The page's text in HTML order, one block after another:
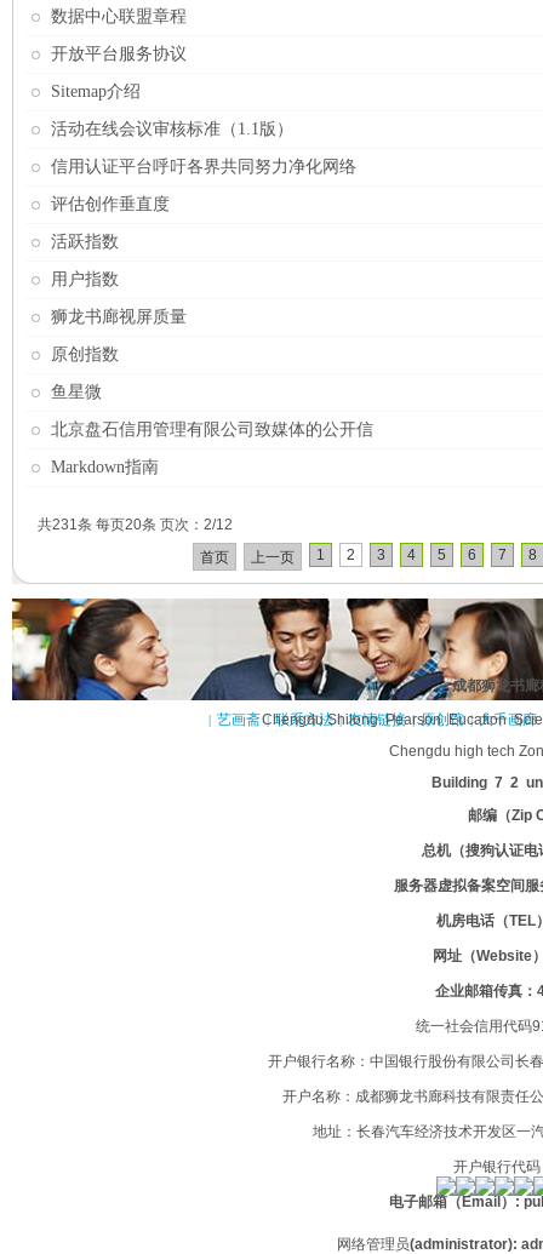
数据中心联盟章程
开放平台服务协议
Sitemap介绍
活动在线会议审核标准（1.1版）
信用认证平台呼吁各界共同努力净化网络
评估创作垂直度
活跃指数
用户指数
狮龙书廊视屏质量
原创指数
鱼星微
北京盘石信用管理有限公司致媒体的公开信
Markdown指南
共231条 每页20条 页次：2/12
首页
上一页 1 2 3 4 5 6 7 8
| 艺画斋 | 联系方法 | 友情链接 |原创馆 |大千画廊
成都狮龙书
Chengdu Shilong Pearson Eucation
Chengdu high tech
Building 7 2
邮编（Zip
总机（搜狗认证
服务器虚拟备案空间服
机房电话（TEL
网址（Website
企业邮箱传真
统一社会信用代码
开户银行名称：中国银行股份有限公司
开户名称：成都狮龙书廊科技有限责
地址：长春汽车经济技术开发区一
开户银行代
电子邮箱（Email）:
网络管理员(administrator):